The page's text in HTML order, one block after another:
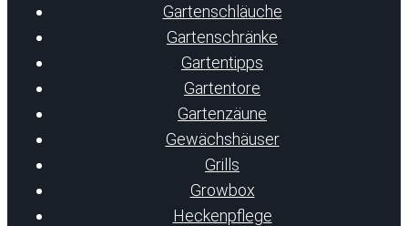
Gartenschläuche
Gartenschränke
Gartentipps
Gartentore
Gartenzäune
Gewächshäuser
Grills
Growbox
Heckenpflege